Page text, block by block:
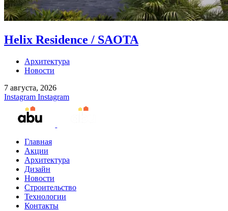
Helix Residence / SAOTA
Архитектура
Новости
7 августа, 2026
Instagram Instagram
Главная
Акции
Архитектура
Дизайн
Новости
Строительство
Технологии
Контакты